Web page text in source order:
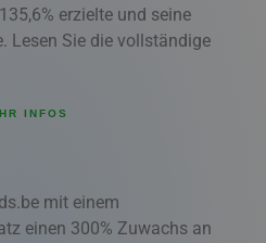
erzielte und seine
Lesen Sie die vollständige
INFOS
mit einem
einen 300% Zuwachs an